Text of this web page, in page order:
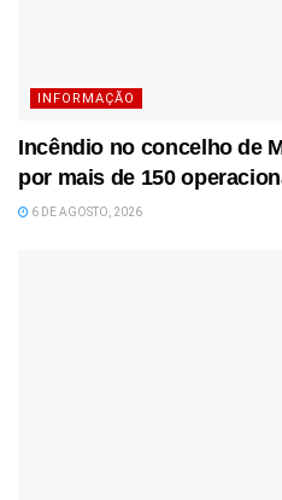
INFORMAÇÃO
Incêndio no concelho de
por mais de 150
6 DE AGOSTO, 2026